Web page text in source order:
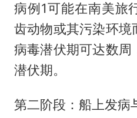
病例1可能在南美旅
齿动物或其污染环
病毒潜伏期可达数周
潜伏期。
第二阶段：船上发病